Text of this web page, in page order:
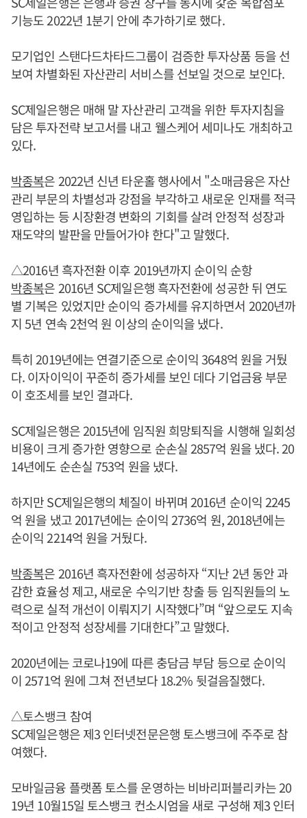
기능도 2022년 1분기 안에 추가하기로 했다.
모기업인 스탠다드차타드그룹이 검증한 투자상품 등을 선
보여 차별화된 자산관리 서비스를 선보일 것으로 보인다.
SC제일은행은 매해 말 자산관리 고객을 위한 투자지침을
담은 투자전략 보고서를 내고 웰스케어 세미나도 개최하고
있다.
박종복은 2022년 신년 타운홀 행사에서 "소매금융은 자산
관리 부문의 차별성과 강점을 부각하고 새로운 인재를 적극
영입하는 등 시장환경 변화의 기회를 살려 안정적 성장과
재도약의 발판을 만들어가야 한다"고 말했다.
△2016년 흑자전환 이후 2019년까지 순이익 순항
박종복은 2016년 SC제일은행 흑자전환에 성공한 뒤 연도
별 기복은 있었지만 순이익 증가세를 유지하면서 2020년까
지 5년 연속 2천억 원 이상의 순이익을 냈다.
특히 2019년에는 연결기준으로 순이익 3648억 원을 거뒀
다. 이자이익이 꾸준히 증가세를 보인 데다 기업금융 부문
이 호조세를 보인 결과다.
SC제일은행은 2015년에 임직원 희망퇴직을 시행해 일회성
비용이 크게 증가한 영향으로 순손실 2857억 원을 냈다. 20
14년에도 순손실 753억 원을 냈다.
하지만 SC제일은행의 체질이 바뀌며 2016년 순이익 2245
억 원을 냈고 2017년에는 순이익 2736억 원, 2018년에는
순이익 2214억 원을 거뒀다.
박종복은 2016년 흑자전환에 성공하자 “지난 2년 동안 과
감한 효율성 제고, 새로운 수익기반 창출 등 임직원들의 노
력으로 실적 개선이 이뤄지기 시작했다”며 “앞으로도 지속
적이고 안정적 성장세를 기대한다”고 말했다.
2020년에는 코로나19에 따른 충담금 부담 등으로 순이익
이 2571억 원에 그쳐 전년보다 18.2% 뒷걸음질했다.
△토스뱅크 참여
SC제일은행은 제3 인터넷전문은행 토스뱅크에 주주로 참
여했다.
모바일금융 플랫폼 토스를 운영하는 비바리퍼블리카는 20
19년 10월15일 토스뱅크 컨소시엄을 새로 구성해 제3 인터